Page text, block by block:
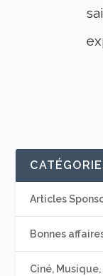
Articles
Bonnes
Ciné,